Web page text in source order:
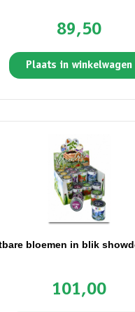
89,50
Plaats in winkelwagen
bloemen in blik
101,00